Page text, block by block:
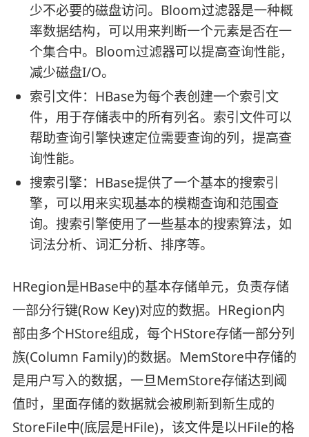
少不必要的磁盘访问。Bloom过滤器是一种概
率数据结构，可以用来判断一个元素是否在一
个集合中。Bloom过滤器可以提高查询性能，
减少磁盘I/O。
索引文件：HBase为每个表创建一个索引文
件，用于存储表中的所有列名。索引文件可以
帮助查询引擎快速定位需要查询的列，提高查
询性能。
搜索引擎：HBase提供了一个基本的搜索引
擎，可以用来实现基本的模糊查询和范围查
询。搜索引擎使用了一些基本的搜索算法，如
词法分析、词汇分析、排序等。
HRegion是HBase中的基本存储单元，负责存储
一部分行键(Row Key)对应的数据。HRegion内
部由多个HStore组成，每个HStore存储一部分列
族(Column Family)的数据。MemStore中存储的
是用户写入的数据，一旦MemStore存储达到阈
值时，里面存储的数据就会被刷新到新生成的
StoreFile中(底层是HFile)，该文件是以HFile的格